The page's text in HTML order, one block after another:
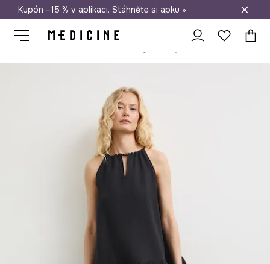
Doprava zdarma při nákupu nad 1 200 Kč
Kupón –15 % v aplikaci. Stáhněte si apku »